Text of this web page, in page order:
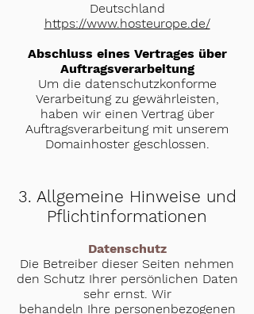
Deutschland
https://www.hosteurope.de/
Abschluss eines Vertrages über
Auftragsverarbeitung
Um die datenschutzkonforme
Verarbeitung zu gewährleisten,
haben wir einen Vertrag über
Auftragsverarbeitung mit unserem
Domainhoster geschlossen.
3. Allgemeine Hinweise und
Pflichtinformationen
Datenschutz
Die Betreiber dieser Seiten nehmen
den Schutz Ihrer persönlichen Daten
sehr ernst. Wir
behandeln Ihre personenbezogenen